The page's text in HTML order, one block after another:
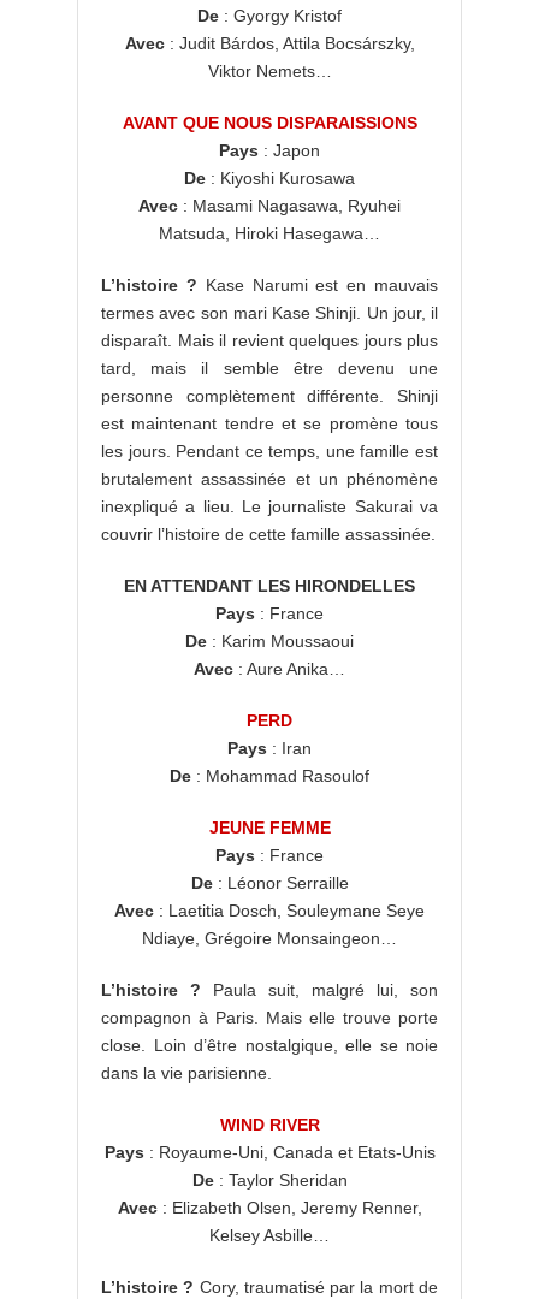
De : Gyorgy Kristof
Avec: Judit Bárdos, Attila Bocsárszky,
Viktor Nemets…
AVANT QUE NOUS DISPARAISSIONS
Pays : Japon
De : Kiyoshi Kurosawa
Avec : Masami Nagasawa, Ryuhei
Matsuda, Hiroki Hasegawa…
L’histoire ? Kase Narumi est en mauvais
termes avec son mari Kase Shinji. Un jour, il
disparaît. Mais il revient quelques jours plus
tard, mais il semble être devenu une
personne complètement différente. Shinji
est maintenant tendre et se promène tous
les jours. Pendant ce temps, une famille est
brutalement assassinée et un phénomène
inexpliqué a lieu. Le journaliste Sakurai va
couvrir l’histoire de cette famille assassinée.
EN ATTENDANT LES HIRONDELLES
Pays : France
De : Karim Moussaoui
Avec : Aure Anika…
PERD
Pays : Iran
De : Mohammad Rasoulof
JEUNE FEMME
Pays : France
De: Léonor Serraille
Avec : Laetitia Dosch, Souleymane Seye
Ndiaye, Grégoire Monsaingeon…
L’histoire ? Paula suit, malgré lui, son
compagnon à Paris. Mais elle trouve porte
close. Loin d’être nostalgique, elle se noie
dans la vie parisienne.
WIND RIVER
Pays : Royaume-Uni, Canada et Etats-Unis
De: Taylor Sheridan
Avec: Elizabeth Olsen, Jeremy Renner,
Kelsey Asbille…
L’histoire ? Cory, traumatisé par la mort de